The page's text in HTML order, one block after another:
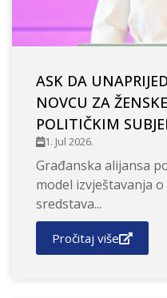
ASK DA
NOVCU ZA
POLITIČKIM
1. Jul 2026.
Građanska alijansa
model izvještavanja
sredstava...
Pročitaj više